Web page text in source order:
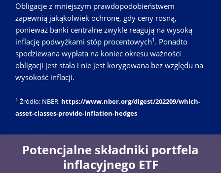
Obligacje z mniejszym prawdopodobieństwem
zapewnią jakąkolwiek ochronę, gdy ceny rosną,
ponieważ banki centralne zwykle reagują na wysoką
inflację podwyżkami stóp procentowych1 . Ponadto
spodziewana wypłata na koniec okresu ważności
obligacji jest stała i nie jest korygowana bez względu na
wysokość inflacji.
1 Źródło: NBER, https://www.nber.org/digest/202209/which-
asset-classes-provide-inflation-hedges
Potencjalne składniki portfela
inflacyjnego ETF